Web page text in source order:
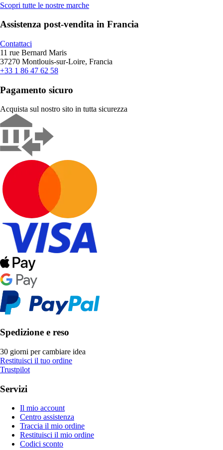
Scopri tutte le nostre marche
Assistenza post-vendita in Francia
Contattaci
11 rue Bernard Maris
37270 Montlouis-sur-Loire, Francia
+33 1 86 47 62 58
Pagamento sicuro
Acquista sul nostro sito in tutta sicurezza
Spedizione e reso
30 giorni per cambiare idea
Restituisci il tuo ordine
Trustpilot
Servizi
Il mio account
Centro assistenza
Traccia il mio ordine
Restituisci il mio ordine
Codici sconto